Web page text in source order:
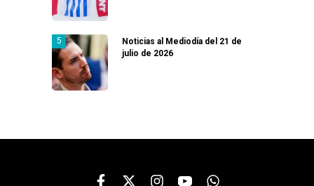
Noticias al Mediodía del 21 de
julio de 2026